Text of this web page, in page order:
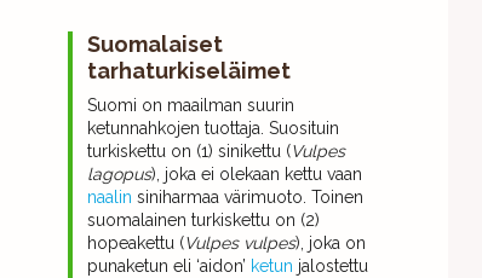
Suomalaiset
tarhaturkiseläimet
Suomi on maailman suurin
ketunnahkojen tuottaja. Suosituin
turkiskettu on (1) sinikettu (Vulpes
lagopus), joka ei olekaan kettu vaan
naalin siniharmaa värimuoto. Toinen
suomalainen turkiskettu on (2)
hopeakettu (Vulpes vulpes), joka on
punaketun eli ‘aidon’ ketun jalostettu